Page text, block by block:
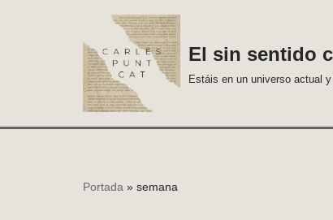
El sin sentido
Estáis en un universo actual
Portada » semana